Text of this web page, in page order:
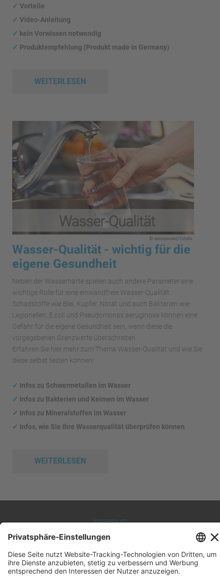
✓ Vorteile
✓ Video-Anleitung
✓ kein Vorwissen notwendig
✓ Produktempfehlung (Produkt made in Germany)
WEITERLESEN
Wasser-Qualität - wichtig für die
eigene Gesundheit
Neben der Wasserhärte spielen auch andere Parameter eine
wichtige Rolle für eine einwandfreie Wasser-Qualität.
Schadstoffe wie Blei, Kupfer, Nitrat und auch Bakterien wie
Legionellen, E.coli und Pseudomonas aeruginosa können eine
Gefahr für die eigene Gesundheit sein, wenn diese die
vorgegebenen Grenzwerte überschreiten.
Erfahren Sie hier mehr zum Thema Wasser-Qualität und wie Sie
diese selbst testen können!
✓ Infos zu Schwermetallen im Wasser
✓ Infos zu Bakterien und Keimen im Wasser
✓ Infos zu Mineralstoffen im Wasser
✓ Infos, wie Sie Ihre Wasserqualität überprüfen können
WEITERLESEN
Impressum